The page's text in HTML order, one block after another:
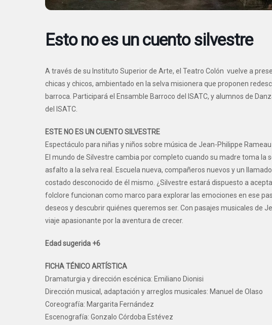
Esto no es un cuento silvestre
A través de su Instituto Superior de Arte, el Teatro Colón vuelve a
chicas y chicos, ambientado en la selva misionera que proponen
barroca. Participará el Ensamble Barroco del ISATC, y alumnos de
del ISATC.
ESTE NO ES UN CUENTO SILVESTRE
Espectáculo para niñas y niños sobre música de Jean-Philippe
El mundo de Silvestre cambia por completo cuando su madre toma la
asfalto a la selva real. Escuela nueva, compañeros nuevos y un
costado desconocido de él mismo. ¿Silvestre estará dispuesto a
folclore funcionan como marco para explorar las emociones en ese
deseos y descubrir quiénes queremos ser. Con pasajes musicales de
viaje apasionante por la aventura de crecer.
Edad sugerida +6
FICHA TÉNICO ARTÍSTICA
Dramaturgia y dirección escénica: Emiliano Dionisi
Dirección musical, adaptación y arreglos musicales: Manuel de Olaso
Coreografía: Margarita Fernández
Escenografía: Gonzalo Córdoba Estévez